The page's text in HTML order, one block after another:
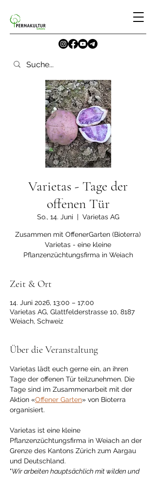
Varietas - Tage der
offenen Tür
So., 14. Juni
  |
Varietas AG
Zusammen mit OffenerGarten (Bioterra)
Varietas - eine kleine
Pflanzenzüchtungsfirma in Weiach
Zeit & Ort
14. Juni 2026, 13:00 – 17:00
Varietas AG, Glattfelderstrasse 10, 8187
Weiach, Schweiz
Über die Veranstaltung
Varietas lädt euch gerne ein, an ihren
Tage der offenen Tür teilzunehmen. Die
Tage sind im Zusammenarbeit mit der
Aktion «Offener Garten» von Bioterra
organisiert.
Varietas ist eine kleine
Pflanzenzüchtungsfirma in Weiach an der
Grenze des Kantons Zürich zum Aargau
und Deutschland.
"Wir arbeiten hauptsächlich mit wilden und